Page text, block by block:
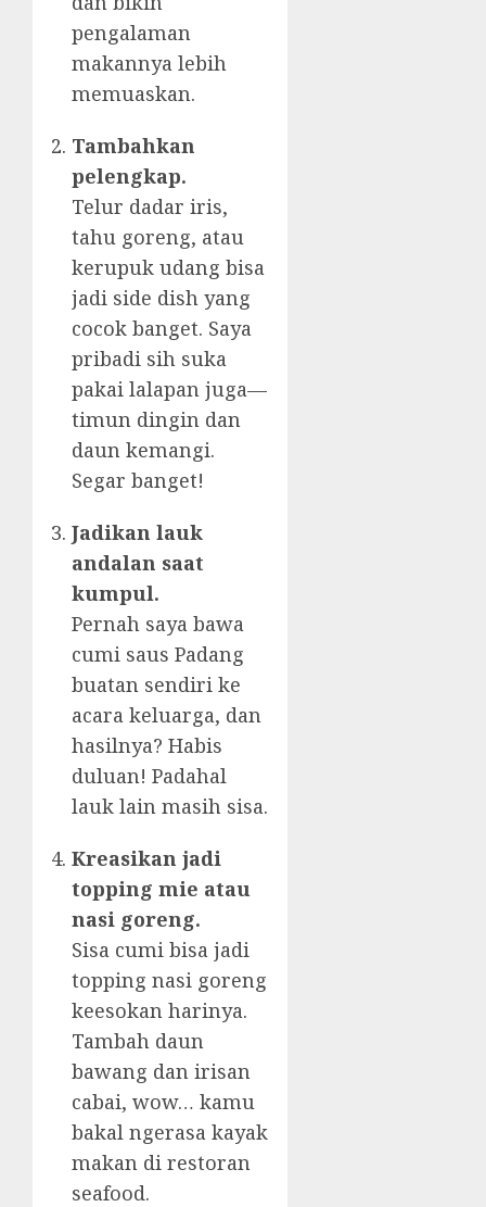
pengalaman
makannya lebih
memuaskan.
Tambahkan
pelengkap.
Telur dadar iris,
tahu goreng, atau
kerupuk udang bisa
jadi side dish yang
cocok banget. Saya
pribadi sih suka
pakai lalapan juga—
timun dingin dan
daun kemangi.
Segar banget!
Jadikan lauk
andalan saat
kumpul.
Pernah saya bawa
cumi saus Padang
buatan sendiri ke
acara keluarga, dan
hasilnya? Habis
duluan! Padahal
lauk lain masih sisa.
Kreasikan jadi
topping mie atau
nasi goreng.
Sisa cumi bisa jadi
topping nasi goreng
keesokan harinya.
Tambah daun
bawang dan irisan
cabai, wow… kamu
bakal ngerasa kayak
makan di restoran
seafood.